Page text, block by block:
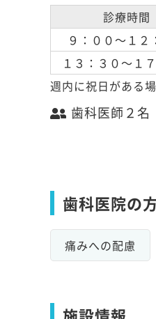
診療時間
９：００～１２
１３：３０～１
週内に祝日がある
歯科医師２
歯科医院の
痛みへの配慮